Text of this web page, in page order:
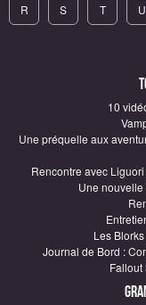
R S T U
10
Une préquelle aux
Rencontre avec
Une
Les
Journal de Bord :
Fallout